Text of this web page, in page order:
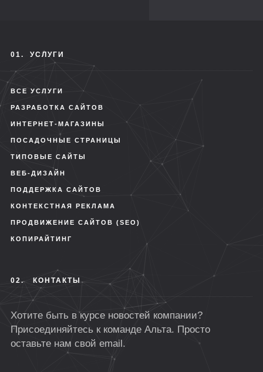
01. УСЛУГИ
ВСЕ УСЛУГИ
РАЗРАБОТКА САЙТОВ
ИНТЕРНЕТ-МАГАЗИНЫ
ПОСАДОЧНЫЕ СТРАНИЦЫ
ТИПОВЫЕ САЙТЫ
ВЕБ-ДИЗАЙН
ПОДДЕРЖКА САЙТОВ
КОНТЕКСТНАЯ РЕКЛАМА
ПРОДВИЖЕНИЕ САЙТОВ (SEO)
КОПИРАЙТИНГ
02. КОНТАКТЫ
Хотите быть в курсе новостей компании?
Присоединяйтесь к команде Альта. Просто
оставьте нам свой email.